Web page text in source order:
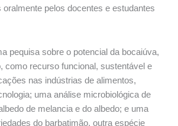
oralmente pelos docentes e estudantes
pequisa sobre o potencial da bocaiúva,
como recurso funcional, sustentável e
nas indústrias de alimentos,
uma análise microbiológica de
de melancia e do albedo; e uma
do barbatimão, outra espécie